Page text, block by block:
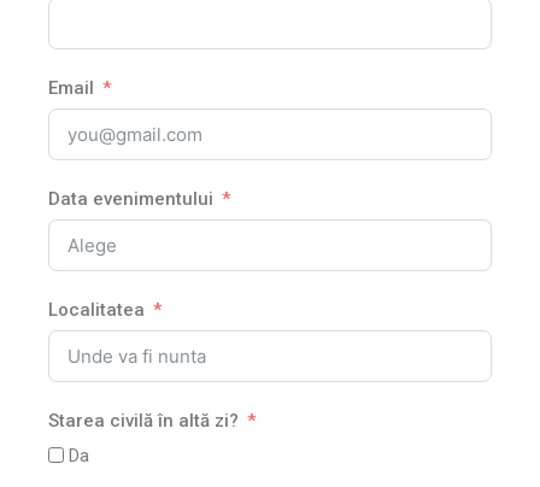
Email
Data evenimentului
Localitatea
Starea civilă în altă zi?
Da